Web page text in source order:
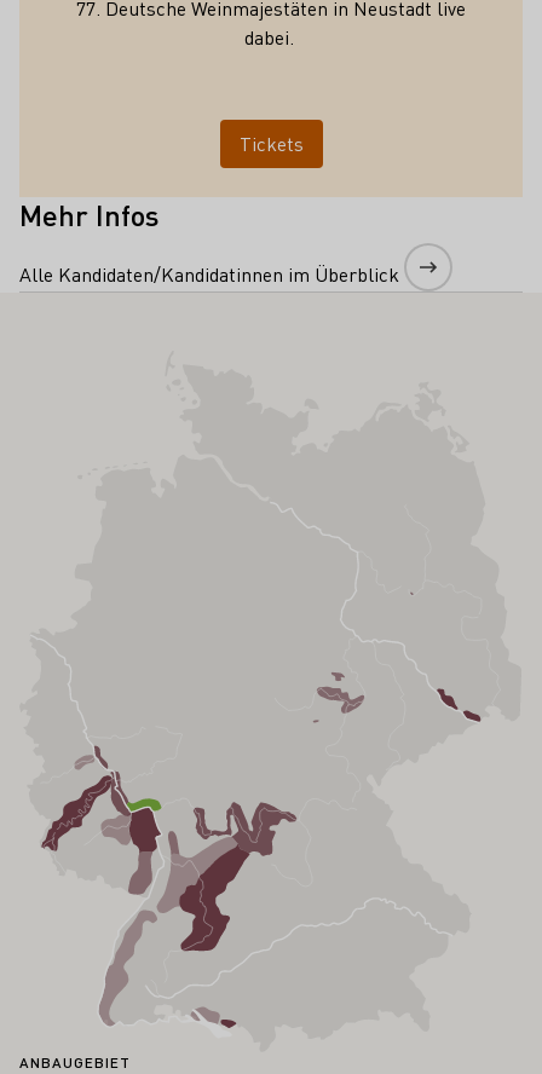
77. Deutsche Weinmajestäten in Neustadt live
dabei.
Tickets
Mehr Infos
Alle Kandidaten/Kandidatinnen im Überblick
ANBAUGEBIET